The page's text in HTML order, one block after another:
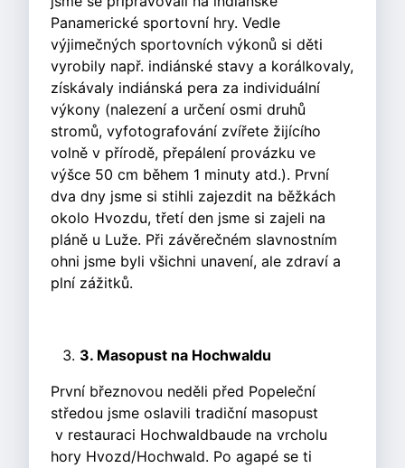
Panamerické sportovní hry. Vedle
výjimečných sportovních výkonů si děti
vyrobily např. indiánské stavy a korálkovaly,
získávaly indiánská pera za individuální
výkony (nalezení a určení osmi druhů
stromů, vyfotografování zvířete žijícího
volně v přírodě, přepálení provázku ve
výšce 50 cm během 1 minuty atd.). První
dva dny jsme si stihli zajezdit na běžkách
okolo Hvozdu, třetí den jsme si zajeli na
pláně u Luže. Při závěrečném slavnostním
ohni jsme byli všichni unavení, ale zdraví a
plní zážitků.
3. Masopust na Hochwaldu
První březnovou neděli před Popeleční
středou jsme oslavili tradiční masopust
v restauraci Hochwaldbaude na vrcholu
hory Hvozd/Hochwald. Po agapé se ti